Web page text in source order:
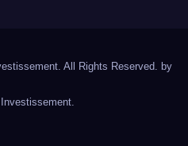
All Rights Reserved. by